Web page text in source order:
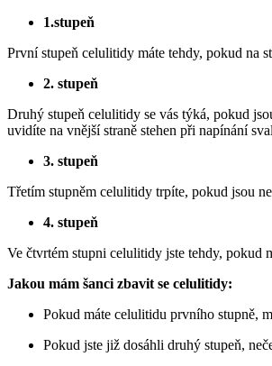
1.stupeň
První stupeň celulitidy máte tehdy, pokud na
2. stupeň
Druhý stupeň celulitidy se vás týká, pokud
uvidíte na vnější straně stehen při napínání
3. stupeň
Třetím stupněm celulitidy trpíte, pokud jsou
4. stupeň
Ve čtvrtém stupni celulitidy jste tehdy, pokud
Jakou mám šanci zbavit se celulitidy:
Pokud máte celulitidu prvního stupně,
Pokud jste již dosáhli druhý stupeň,